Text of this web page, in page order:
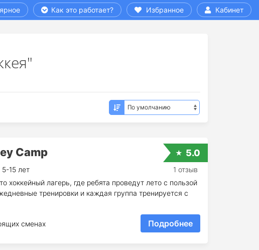
Как это работает? Избранное Кабинет
Camp
5-15 лет
хоккейный лагерь, где ребята проведут лето с пользой
тренировки и каждая группа тренируется с
сменах Подробнее
5.0
1 отзыв